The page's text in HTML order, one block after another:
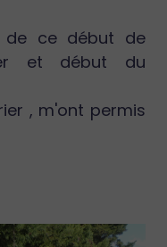
de ce début de
et début du
, m'ont permis